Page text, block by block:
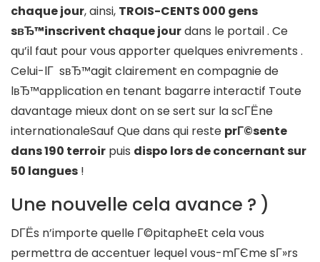
chaque jour, ainsi, TROIS-CENTS 000 gens
sвЂ™inscrivent chaque jourdans le portail . Ce
qu’il faut pour vous apporter quelques enivrements .
Celui-lГ sвЂ™agit clairement en compagnie de
lвЂ™application en tenant bagarre interactif Toute
davantage mieux dont on se sert sur la scГЁne
internationaleSauf Que dans qui reste prГ©sente
dans 190 terroir puis dispo lors de concernant sur
50 langues !
Une nouvelle cela avance ? )
DГЁs n’importe quelle Г©pitapheEt cela vous
permettra de accentuer lequel vous-mГЄme sГ»rs